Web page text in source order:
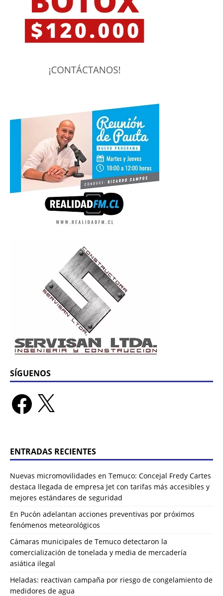
SÍGUENOS
ENTRADAS RECIENTES
Nuevas micromovilidades en Temuco: Concejal Fredy Cartes
destaca llegada de empresa Jet con tarifas más accesibles y
mejores estándares de seguridad
En Pucón adelantan acciones preventivas por próximos
fenómenos meteorológicos
Cámaras municipales de Temuco detectaron la
comercialización de tonelada y media de mercadería
asiática ilegal
Heladas: reactivan campaña por riesgo de congelamiento de
medidores de agua